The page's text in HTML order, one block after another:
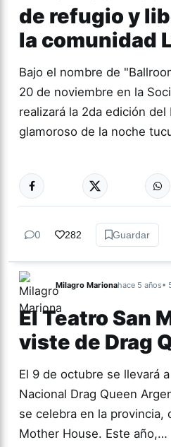
de refugio y
la comunidad
Bajo el nombre de
20 de noviembre en la
realizará la 2da edición del
glamoroso de la noche
CULTURA
0 282 Guardar
Milagro Marionahace 5 años•
El Teatro San
viste de Drag
El 9 de octubre se llevará
Nacional Drag Queen
se celebra en la provincia,
Mother House. Este año,…